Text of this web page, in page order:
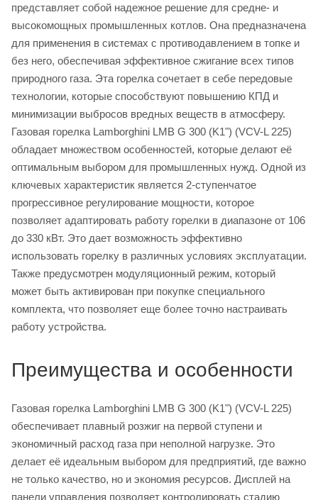
представляет собой надежное решение для средне- и
высокомощных промышленных котлов. Она предназначена
для применения в системах с противодавлением в топке и
без него, обеспечивая эффективное сжигание всех типов
природного газа. Эта горелка сочетает в себе передовые
технологии, которые способствуют повышению КПД и
минимизации выбросов вредных веществ в атмосферу.
Газовая горелка Lamborghini LMB G 300 (K1") (VCV-L 225)
обладает множеством особенностей, которые делают её
оптимальным выбором для промышленных нужд. Одной из
ключевых характеристик является 2-ступенчатое
прогрессивное регулирование мощности, которое
позволяет адаптировать работу горелки в диапазоне от 106
до 330 кВт. Это дает возможность эффективно
использовать горелку в различных условиях эксплуатации.
Также предусмотрен модуляционный режим, который
может быть активирован при покупке специального
комплекта, что позволяет еще более точно настраивать
работу устройства.
Преимущества и особенности
Газовая горелка Lamborghini LMB G 300 (K1") (VCV-L 225)
обеспечивает плавный розжиг на первой ступени и
экономичный расход газа при неполной нагрузке. Это
делает её идеальным выбором для предприятий, где важно
не только качество, но и экономия ресурсов. Дисплей на
панели управления позволяет контролировать стадию